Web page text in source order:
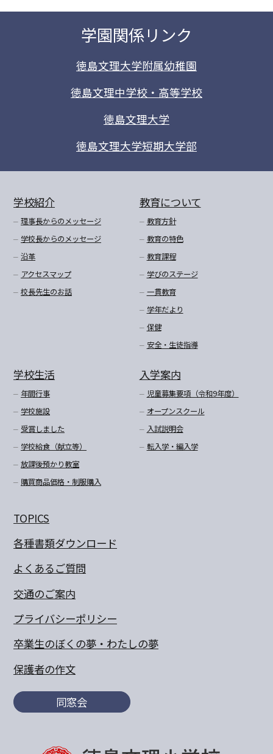
学園関係リンク
徳島文理大学附属幼稚園
徳島文理中学校・高等学校
徳島文理大学
徳島文理大学短期大学部
学校紹介
理事長からのメッセージ
学校長からのメッセージ
沿革
アクセスマップ
校長先生のお話
教育について
教育方針
教育の特色
教育課程
学びのステージ
一貫教育
学年だより
保健
安全・生徒指導
学校生活
年間行事
学校施設
受賞しました
学校給食（献立等）
放課後預かり教室
購買商品価格・制服購入
入学案内
児童募集要項（令和9年度）
オープンスクール
入試説明会
転入学・編入学
TOPICS
各種書類ダウンロード
よくあるご質問
交通のご案内
プライバシーポリシー
卒業生のぼくの夢・わたしの夢
保護者の作文
同窓会